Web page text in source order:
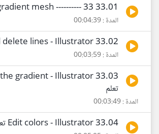
33.01 gradient mesh ---------- 33 ----------
المدة : 00:04:39
33.02 Add and delete lines - Illustrator تعلم
المدة : 00:03:59
the gradient - Illustrator
تعلم
المدة : 00:03:49
33.04 Edit colors - Illustrator تعلم